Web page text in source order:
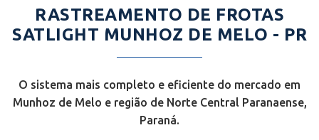
RASTREAMENTO DE FROTAS
SATLIGHT MUNHOZ DE MELO - PR
O sistema mais completo e eficiente do mercado em
Munhoz de Melo e região de Norte Central Paranaense,
Paraná.